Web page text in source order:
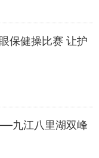
保健操比赛 让护
九江八里湖双峰